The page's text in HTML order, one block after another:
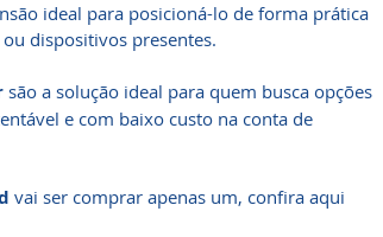
ideal para posicioná-lo de forma prática
dispositivos presentes.
são a solução ideal para quem busca opções
e com baixo custo na conta de
vai ser comprar apenas um, confira aqui